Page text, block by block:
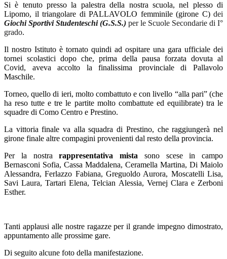
Si è tenuto presso la palestra della nostra scuola, nel plesso di
Lipomo, il triangolare di PALLAVOLO femminile (girone C) dei
Giochi Sportivi Studenteschi (G.S.S.) per le Scuole Secondarie di I°
grado.
Il nostro Istituto è tornato quindi ad ospitare una gara ufficiale dei
tornei scolastici dopo che, prima della pausa forzata dovuta al
Covid, aveva accolto la finalissima provinciale di Pallavolo
Maschile.
Torneo, quello di ieri, molto combattuto e con livello “alla pari” (che
ha reso tutte e tre le partite molto combattute ed equilibrate) tra le
squadre di Como Centro e Prestino.
La vittoria finale va alla squadra di Prestino, che raggiungerà nel
girone finale altre compagini provenienti dal resto della provincia.
Per la nostrarappresentativa mista sono scese in campo
Bernasconi Sofia, Cassa Maddalena, Ceramella Martina, Di Maiolo
Alessandra, Ferlazzo Fabiana, Greguoldo Aurora, Moscatelli Lisa,
Savi Laura, Tartari Elena, Telcian Alessia, Vernej Clara e Zerboni
Esther.
Tanti applausi alle nostre ragazze per il grande impegno dimostrato,
appuntamento alle prossime gare.
Di seguito alcune foto della manifestazione.